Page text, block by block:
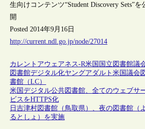
生向けコンテンツ“Student Discovery Sets”を
開
Posted 2014年9月16日
http://current.ndl.go.jp/node/27014
カレントアウェアネス-R米国 国立図書館議
図書館デジタル化ヤングアダルト米国議会図
書館（LC）
米国デジタル公共図書館、全てのウェブサ
ビスをHTTPS化
日吉津村図書館（鳥取県）、夜の図書館（よ
るとしょ）を実施